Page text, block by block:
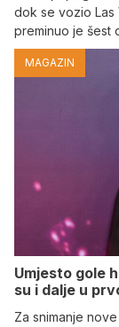
dok se vozio Las
preminuo je šest
MAGAZIN
Umjesto gole
su i dalje u
Za snimanje